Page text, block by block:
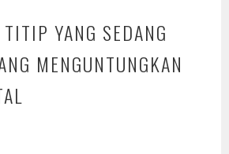
YANG SEDANG
MENGUNTUNGKAN